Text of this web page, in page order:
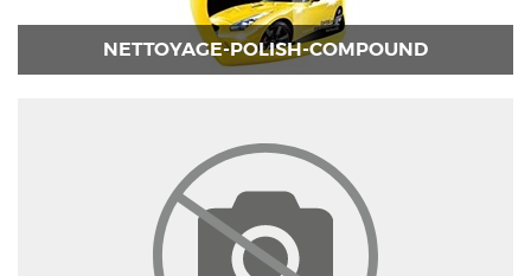
NETTOYAGE-POLISH-COMPOUND